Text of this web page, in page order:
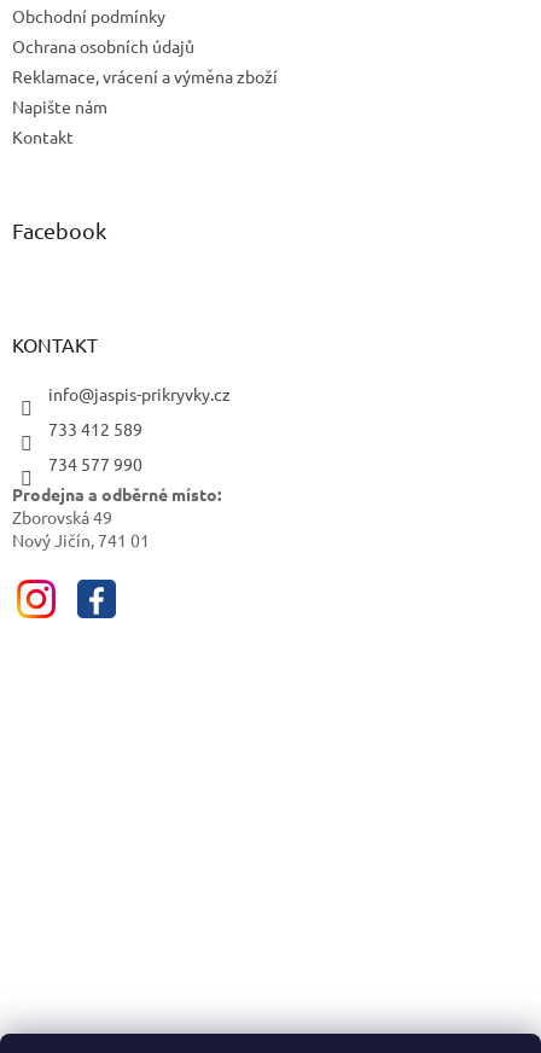
Obchodní podmínky
Ochrana osobních údajů
Reklamace, vrácení a výměna zboží
Napište nám
Kontakt
Facebook
KONTAKT
info@jaspis-prikryvky.cz
733 412 589
734 577 990
Prodejna a odběrné místo:
Zborovská 49
Nový Jičín, 741 01